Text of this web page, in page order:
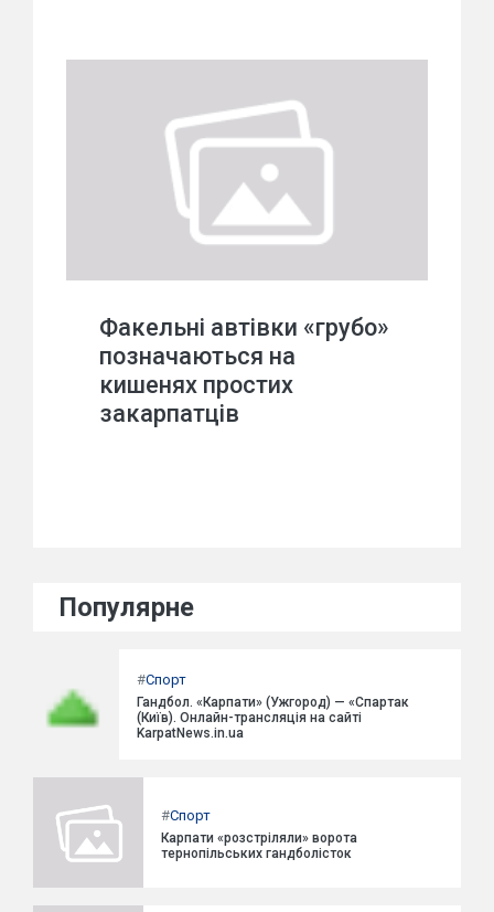
Факельні автівки «грубо»
позначаються на
кишенях простих
закарпатців
Популярне
#Спорт
Гандбол. «Карпати» (Ужгород) — «Спартак
(Київ). Онлайн-трансляція на сайті
KarpatNews.in.ua
#Спорт
Карпати «розстріляли» ворота
тернопільських гандболісток